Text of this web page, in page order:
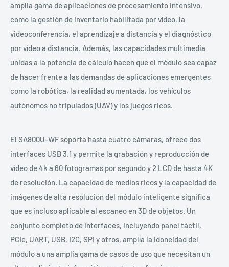
amplia gama de aplicaciones de procesamiento intensivo,
como la gestión de inventario habilitada por vídeo, la
videoconferencia, el aprendizaje a distancia y el diagnóstico
por vídeo a distancia. Además, las capacidades multimedia
unidas a la potencia de cálculo hacen que el módulo sea capaz
de hacer frente a las demandas de aplicaciones emergentes
como la robótica, la realidad aumentada, los vehículos
autónomos no tripulados (UAV) y los juegos ricos.
El SA800U-WF soporta hasta cuatro cámaras, ofrece dos
interfaces USB 3.1 y permite la grabación y reproducción de
vídeo de 4k a 60 fotogramas por segundo y 2 LCD de hasta 4K
de resolución. La capacidad de medios ricos y la capacidad de
imágenes de alta resolución del módulo inteligente significa
que es incluso aplicable al escaneo en 3D de objetos. Un
conjunto completo de interfaces, incluyendo panel táctil,
PCIe, UART, USB, I2C, SPI y otros, amplía la idoneidad del
módulo a una amplia gama de casos de uso que necesitan un